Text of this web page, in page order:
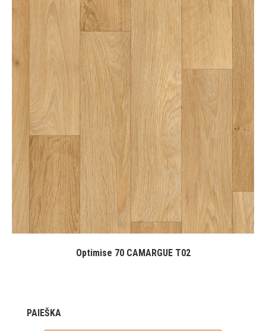
Optimise 70 CAMARGUE T02
PAIEŠKA